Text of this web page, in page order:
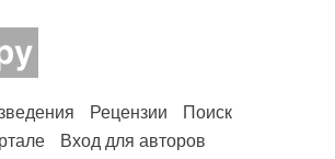
Рецензии
Поиск
Вход для авторов